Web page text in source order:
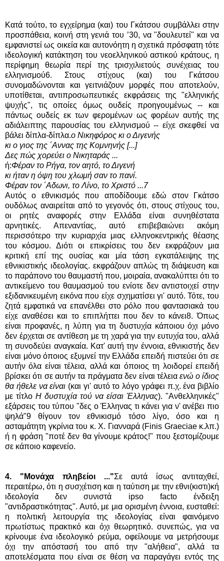
Κατά τούτο, το εγχείρημα (και) του Γκάτσου συμβάλλει στην
προσπάθεια, κοινή στη γενιά του ’30, να "δουλευτεί" και να
εμφανιστεί ως οικεία και αυτονόητη η σχετικά πρόσφατη τότε
ιδεολογική κατάκτηση του νεοελληνικού αστικού κράτους, η
περίφημη θεωρία περί της τρισχιλιετούς συνέχειας του
ελληνισμού6. Στους στίχους (και) του Γκάτσου
συνομαδώνονται και γειτνιάζουν μορφές που αποτελούν,
υποτίθεται, αντιπροσωπευτικές εκφράσεις της "ελληνικής
ψυχής", τις οποίες όμως ουδείς προηγουμένως -- και
πάντως ουδείς εκ των φερομένων ως φορέων αυτής της
αδιάλειπτης παρουσίας του ελληνισμού -- είχε σκεφθεί να
βάλει δίπλα-δίπλα.ο Νικηφόρος κι ο Διγενής
κι ο γιος της ΄Αννας της Κομνηνής [...]
Δες πώς χορεύει ο Νικηταράς ...
ή:Φέραν το Ρήγα, τον αητό, το Διγενή
κι ήταν η όψη του χλωμή σαν το πανί.
Φέραν τον ΄Αδωνι, το Λίνο, το Χριστό ...7
Αυτός ο εθνικισμός που αποδίδουμε εδώ στον Γκάτσο
ουδόλως αναιρείται από το γεγονός ότι, στους στίχους του,
οι ρητές αναφορές στην Ελλάδα είναι συνηθέστατα
αρνητικές. Απεναντίας, αυτό επιβεβαιώνει ακόμη
περισσότερο την κυριαρχία μιας ελληνοκεντρικής θέασης
του κόσμου. Διότι οι επικρίσεις του δεν εκφράζουν μια
κριτική επί της ουσίας και μία τάση εγκατάλειψης της
εθνικιστικής ιδεολογίας. εκφράζουν απλώς τη διάψευση και
το παράπονο του θαυμαστή που, μοιραία, ανακαλύπτει ότι το
αντικείμενο του θαυμασμού του ενίοτε δεν αντιστοιχεί στην
εξιδανικευμένη εικόνα που είχε σχηματίσει γι' αυτό. Τότε, του
ζητά εμφατικά να επανέλθει στο ρόλο που φαντασιακά του
είχε αναθέσει και το επιπλήττει που δεν το κάνει8. Όπως
είναι προφανές, η λύπη για τη δυστυχία κάποιου όχι μόνο
δεν έρχεται σε αντίθεση με τη χαρά για την ευτυχία του, αλλά
τη συνοδεύει αναγκαία. Κατ' αυτή την έννοια, εθνικιστής δεν
είναι μόνο όποιος εξυμνεί την Ελλάδα επειδή πιστεύει ότι σε
αυτήν όλα είναι τέλεια, αλλά και όποιος τη λοιδορεί επειδή
βρίσκει ότι σε αυτήν τα πράγματα δεν είναι τέλειαενώ ο ίδιος
θα ήθελε να είναι (και γι' αυτό το λόγο γράφει π.χ. ένα βιβλίο
με τίτλο Η δυστυχία τού να είσαι Έλληνας). "Ανθελληνικές"
εξάρσεις του τύπου "δες ο Έλληνας τι κάνει για ν' ανέβει πιο
ψηλά"9 θίγουν τον εθνικισμό τόσο λίγο, όσο και η
ασταμάτητη γκρίνια του κ. Χ. Γιανναρά (Finis Graeciae κ.λπ.)
ή η φράση "ποτέ δεν θα γίνουμε κράτος!" που ξεστομίζουμε
σε κάποιο καφενείο.
4. "Μονάχα πληβείοι ..."Σε αυτά ίσως αντιταχθεί,
περαιτέρω, ότι η συσχέτιση και η ταύτιση με την εθνι(κιστι)κή
ιδεολογία δεν συνιστά ipso facto ένδειξη
"αντιδραστικότητας". Αυτό, με μια ορισμένη έννοια, ευσταθεί:
η πολιτική λειτουργία της ιδεολογίας είναι φαινόμενο
πρωτίστως πρακτικό και όχι θεωρητικό. συνεπώς, για να
κρίνουμε ένα ιδεολογικό ρεύμα, οφείλουμε να μετρήσουμε
όχι την απόστασή του από την "αλήθεια", αλλά τα
αποτελέσματα που είναι σε θέση να παραγάγει εντός της